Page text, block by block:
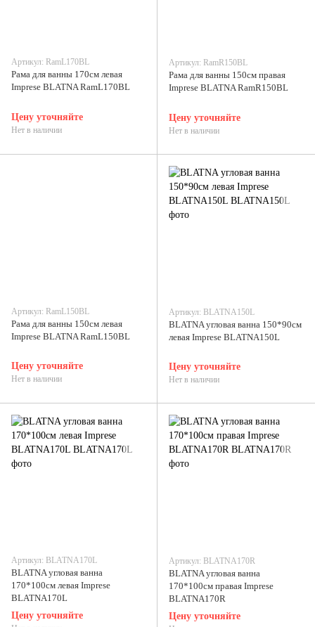
Артикул: RamL170BL
Рама для ванны 170см левая
Imprese BLATNA RamL170BL
Цену уточняйте
Нет в наличии
Артикул: RamR150BL
Рама для ванны 150см правая
Imprese BLATNA RamR150BL
Цену уточняйте
Нет в наличии
Артикул: RamL150BL
Рама для ванны 150см левая
Imprese BLATNA RamL150BL
Цену уточняйте
Нет в наличии
Артикул: BLATNA150L
BLATNA угловая ванна 150*90см
левая Imprese BLATNA150L
Цену уточняйте
Нет в наличии
Артикул: BLATNA170L
BLATNA угловая ванна
170*100см левая Imprese
BLATNA170L
Цену уточняйте
Артикул: BLATNA170R
BLATNA угловая ванна
170*100см правая Imprese
BLATNA170R
Цену уточняйте